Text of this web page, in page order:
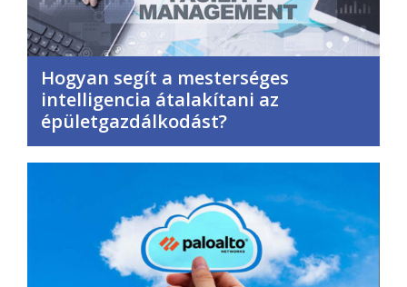
Hogyan segít a mesterséges
intelligencia átalakítani az
épületgazdálkodást?